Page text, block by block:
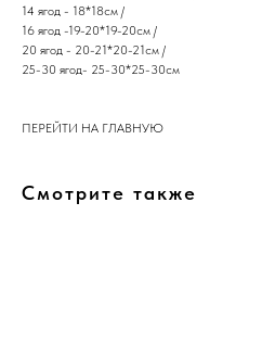
14 ягод - 18*18см /
16 ягод -19-20*19-20см /
20 ягод - 20-21*20-21см /
25-30 ягод- 25-30*25-30см
ПЕРЕЙТИ НА ГЛАВНУЮ
Смотрите также